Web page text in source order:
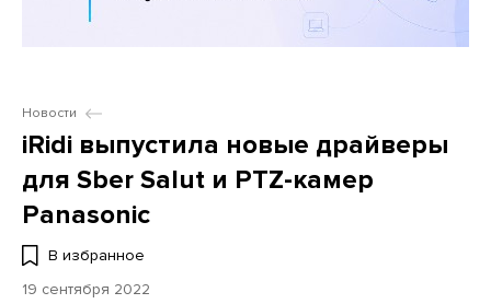
Новости
iRidi выпустила новые драйверы
для Sber Salut и PTZ-камер
Panasonic
В избранное
19 сентября 2022